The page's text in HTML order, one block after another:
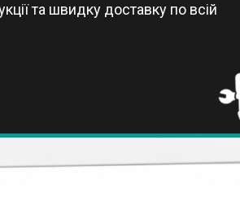
та швидку доставку по всій